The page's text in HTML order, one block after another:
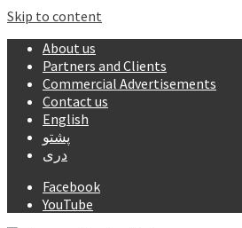
Skip to content
About us
Partners and Clients
Commercial Advertisements
Contact us
English
پشتو
دری
Facebook
YouTube